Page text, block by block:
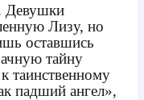
Девушки
Лизу, но
оставшись
тайну
таинственному
падший ангел»,